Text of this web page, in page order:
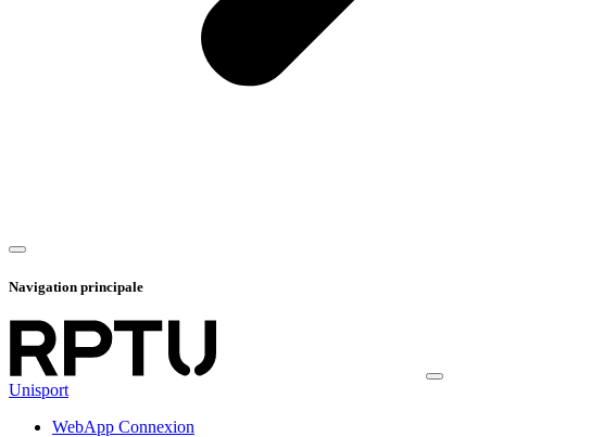
Navigation principale
Unisport
WebApp Connexion